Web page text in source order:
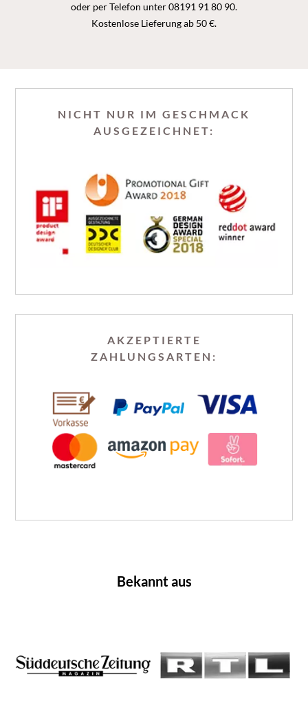
oder per Telefon unter 08191 91 80 90.
Kostenlose Lieferung ab 50 €.
NICHT NUR IM GESCHMACK
AUSGEZEICHNET:
AKZEPTIERTE
ZAHLUNGSARTEN:
Bekannt aus